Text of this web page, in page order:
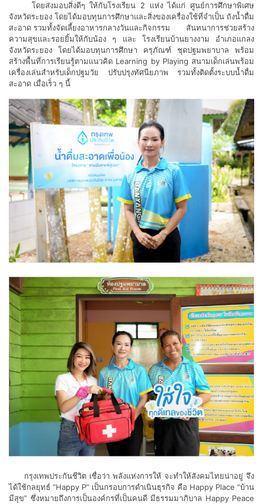
โดยส่งมอบสิ่งดีๆ ให้กับโรงเรียน 2 แห่ง ได้แก่ ศูนย์การศึกษาพิเศษ
จังหวัดระยอง โดยได้มอบทุนการศึกษาและสิ่งของเครื่องใช้ที่จำเป็น ถังน้ำดื่ม
สะอาด รวมทั้งจัดเลี้ยงอาหารกลางวันและกิจกรรม สันทนาการช่วยสร้าง
ความสุขและรอยยิ้มให้กับน้อง ๆ และ โรงเรียนบ้านยางงาม อำเภอแกลง
จังหวัดระยอง โดยได้มอบทุนการศึกษา ครุภัณฑ์ ชุดปฐมพยาบาล พร้อม
สร้างพื้นที่การเรียนรู้ตามแนวคิด Learning by Playing สนามเด็กเล่นพร้อม
เครื่องเล่นสำหรับเด็กปฐมวัย ปรับปรุงทัศนียภาพ รวมทั้งติดตั้งระบบน้ำดื่ม
สะอาด เมื่อเร็ว ๆ นี้
กรุงเทพประกันชีวิต เชื่อว่า พลังแห่งการให้ จะทำให้สังคมไทยน่าอยู่ จึง
ได้ใช้กลยุทธ์ “Happy P” เป็นกรอบการดำเนินธุรกิจ คือ Happy Place “บ้าน
มีสุข” ซึ่งหมายถึงการเป็นองค์กรที่เป็นคนดี มีธรรมมาภิบาล Happy Peace